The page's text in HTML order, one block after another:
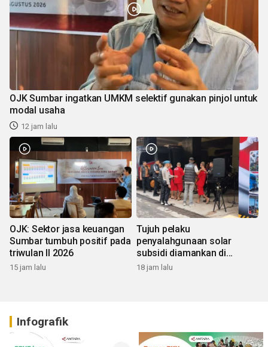
OJK Sumbar ingatkan UMKM selektif gunakan pinjol untuk
modal usaha
12 jam lalu
OJK: Sektor jasa keuangan
Sumbar tumbuh positif pada
triwulan II 2026
15 jam lalu
Tujuh pelaku
penyalahgunaan solar
subsidi diamankan di
Sumbar
18 jam lalu
Infografik